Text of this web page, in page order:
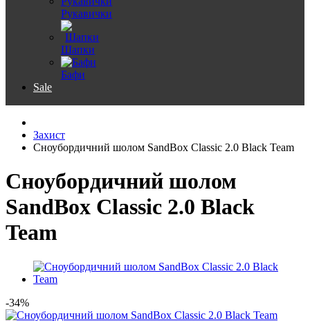
Рукавички
Шапки
Бафи
Sale
Захист
Сноубордичний шолом SandBox Classic 2.0 Black Team
Сноубордичний шолом
SandBox Classic 2.0 Black
Team
-34%